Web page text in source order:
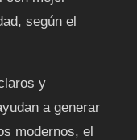
según el
y
a generar
modernos, el